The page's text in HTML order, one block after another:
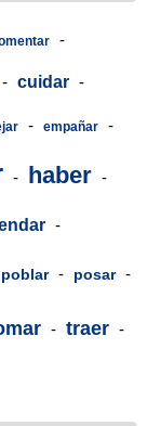
-
- cuidar -
- empañar -
- haber -
-
poblar - posar -
- traer -